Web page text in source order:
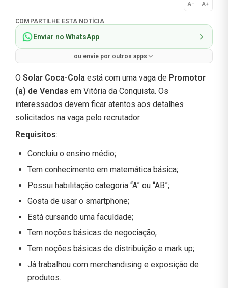
A− A+
Normal
COMPARTILHE ESTA NOTÍCIA
Enviar no WhatsApp
ou envie por outros apps
O Solar Coca-Cola está com uma vaga de Promotor
(a) de Vendas em Vitória da Conquista. Os
interessados devem ficar atentos aos detalhes
solicitados na vaga pelo recrutador.
Requisitos:
Concluiu o ensino médio;
Tem conhecimento em matemática básica;
Possui habilitação categoria “A” ou “AB”;
Gosta de usar o smartphone;
Está cursando uma faculdade;
Tem noções básicas de negociação;
Tem noções básicas de distribuição e mark up;
Já trabalhou com merchandising e exposição de
produtos.